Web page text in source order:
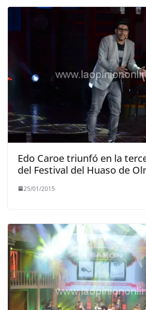
Edo Caroe triunfó en la
del Festival del Huaso de
25/01/2015